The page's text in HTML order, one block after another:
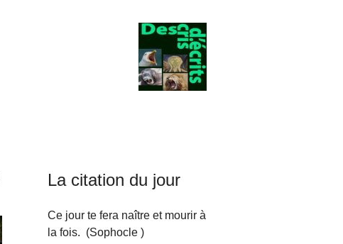
La citation du jour
Ce jour te fera naître et mourir à
la fois. (Sophocle )